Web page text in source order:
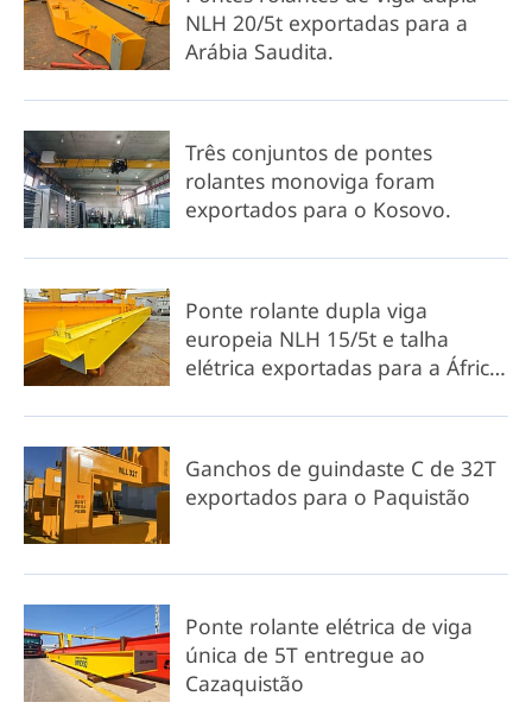
NLH 20/5t exportadas para a
Arábia Saudita.
Três conjuntos de pontes
rolantes monoviga foram
exportados para o Kosovo.
Ponte rolante dupla viga
europeia NLH 15/5t e talha
elétrica exportadas para a África
Ganchos de guindaste C de 32T
exportados para o Paquistão
Ponte rolante elétrica de viga
única de 5T entregue ao
Cazaquistão